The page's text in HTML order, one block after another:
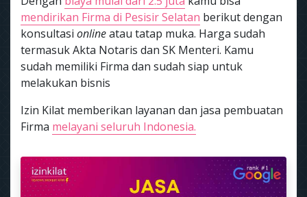
mendirikan Firma di Pesisir Selatan berikut dengan
konsultasi onlineatau tatap muka. Harga sudah
termasuk Akta Notaris dan SK Menteri. Kamu
sudah memiliki Firma dan sudah siap untuk
melakukan bisnis
Izin Kilat memberikan layanan dan jasa pembuatan
Firma melayani seluruh Indonesia.